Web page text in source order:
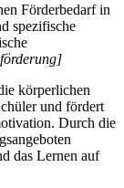
Förderbedarf in
spezifische
körperlichen
und fördert
Durch die
das Lernen auf